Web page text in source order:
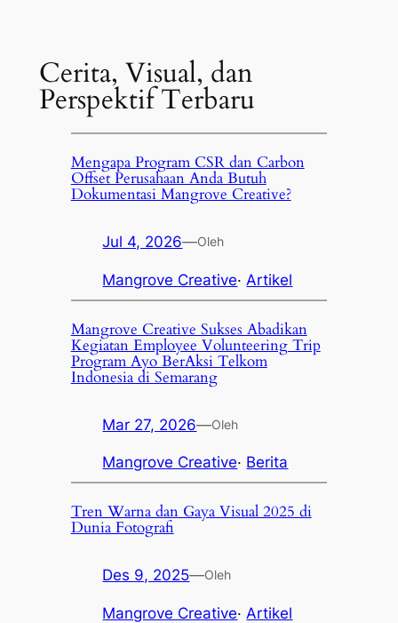
Cerita, Visual, dan
Perspektif Terbaru
Mengapa Program CSR dan Carbon
Offset Perusahaan Anda Butuh
Dokumentasi Mangrove Creative?
Jul 4, 2026—Oleh
Mangrove Creative· Artikel
Mangrove Creative Sukses Abadikan
Kegiatan Employee Volunteering Trip
Program Ayo BerAksi Telkom
Indonesia di Semarang
Mar 27, 2026—Oleh
Mangrove Creative· Berita
Tren Warna dan Gaya Visual 2025 di
Dunia Fotografi
Des 9, 2025—Oleh
Mangrove Creative· Artikel